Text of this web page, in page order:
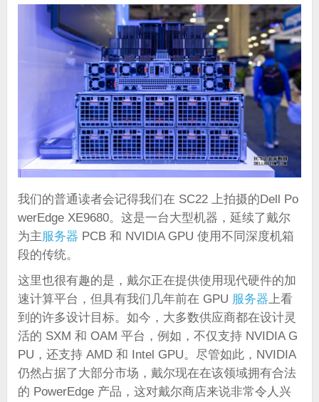
我们的普通读者会记得我们在 SC22 上拍摄的Dell Po
werEdge XE9680。这是一台大型机器，延续了戴尔
为主服务器 PCB 和 NVIDIA GPU 使用不同深度机箱
段的传统。
这里也很有趣的是，戴尔正在提供使用现代硬件的加
速计算平台，但具有我们几年前在 GPU 服务器上看
到的许多设计目标。如今，大多数供应商都在设计灵
活的 SXM 和 OAM 平台，例如，不仅支持 NVIDIA G
PU，还支持 AMD 和 Intel GPU。尽管如此，NVIDIA
仍然占据了大部分市场，戴尔现在在该领域拥有合法
的 PowerEdge 产品，这对戴尔商店来说非常令人兴